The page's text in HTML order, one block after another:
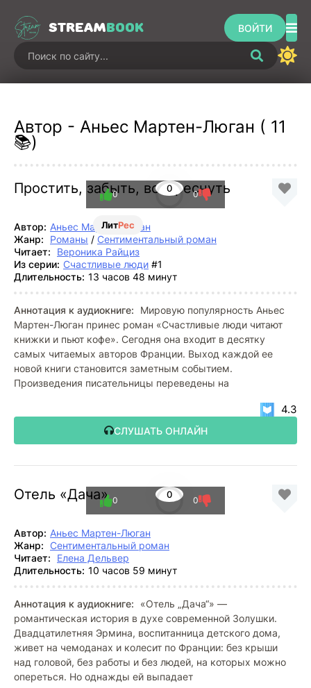
STREAMBOOK ВОЙТИ
Автор - Аньес Мартен-Люган ( 11
📚)
Простить, забыть, воскреснуть
ЛитРес
0
0 0
Автор: Аньес Мартен-Люган
Жанр:
Романы / Сентиментальный роман
Читает:
Вероника Райциз
Из серии: Счастливые люди #1
Длительность: 13 часов 48 минут
Аннотация к аудиокниге:
Мировую популярность Аньес
Мартен-Люган принес роман «Счастливые люди читают
книжки и пьют кофе». Сегодня она входит в десятку
самых читаемых авторов Франции. Выход каждой ее
новой книги становится заметным событием.
Произведения писательницы переведены на
СЛУШАТЬ ОНЛАЙН
4.3
Отель «Дача» 0
0 0
Автор: Аньес Мартен-Люган
Жанр: Сентиментальный роман
Читает:
Елена Дельвер
Длительность: 10 часов 59 минут
Аннотация к аудиокниге:
«Отель „Дача“» —
романтическая история в духе современной Золушки.
Двадцатилетняя Эрмина, воспитанница детского дома,
живет на чемоданах и колесит по Франции: без крыши
над головой, без работы и без людей, на которых можно
опереться. Но однажды ей выпадает